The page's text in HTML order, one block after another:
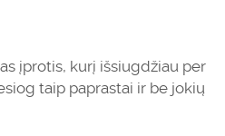
įprotis, kurį išsiugdžiau per
taip paprastai ir be jokių